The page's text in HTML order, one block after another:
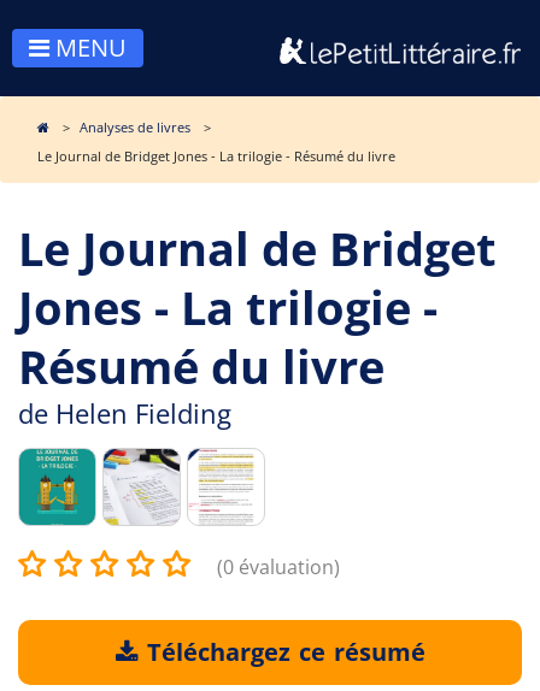
MENU
Analyses de livres
Le Journal de Bridget Jones - La trilogie - Résumé du livre
Le Journal de Bridget
Jones - La trilogie -
Résumé du livre
de Helen Fielding
(0 évaluation)
Téléchargez ce résumé